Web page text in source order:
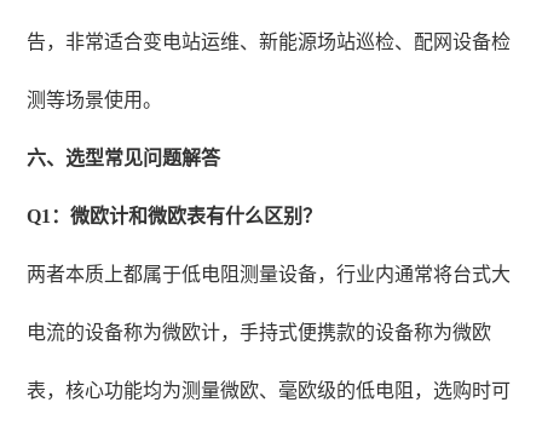
告，非常适合变电站运维、新能源场站巡检、配网设备检
测等场景使用。
六、选型常见问题解答
Q1：微欧计和微欧表有什么区别？
两者本质上都属于低电阻测量设备，行业内通常将台式大
电流的设备称为微欧计，手持式便携款的设备称为微欧
表，核心功能均为测量微欧、毫欧级的低电阻，选购时可